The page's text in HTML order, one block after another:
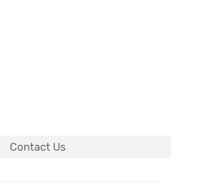
Contact Us